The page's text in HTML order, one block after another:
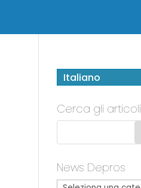
Italiano
Cerca gli articoli
News Depros